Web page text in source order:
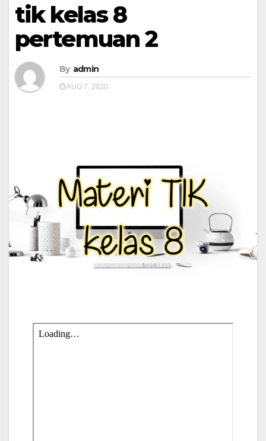
tik kelas 8
pertemuan 2
By admin
AUG 7, 2020